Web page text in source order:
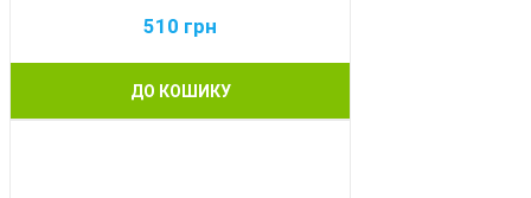
510 грн
ДО КОШИКУ